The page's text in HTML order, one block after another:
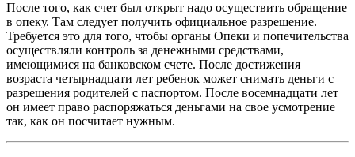
После того, как счет был открыт надо осуществить обращение
в опеку. Там следует получить официальное разрешение.
Требуется это для того, чтобы органы Опеки и попечительства
осуществляли контроль за денежными средствами,
имеющимися на банковском счете. После достижения
возраста четырнадцати лет ребенок может снимать деньги с
разрешения родителей с паспортом. После восемнадцати лет
он имеет право распоряжаться деньгами на свое усмотрение
так, как он посчитает нужным.